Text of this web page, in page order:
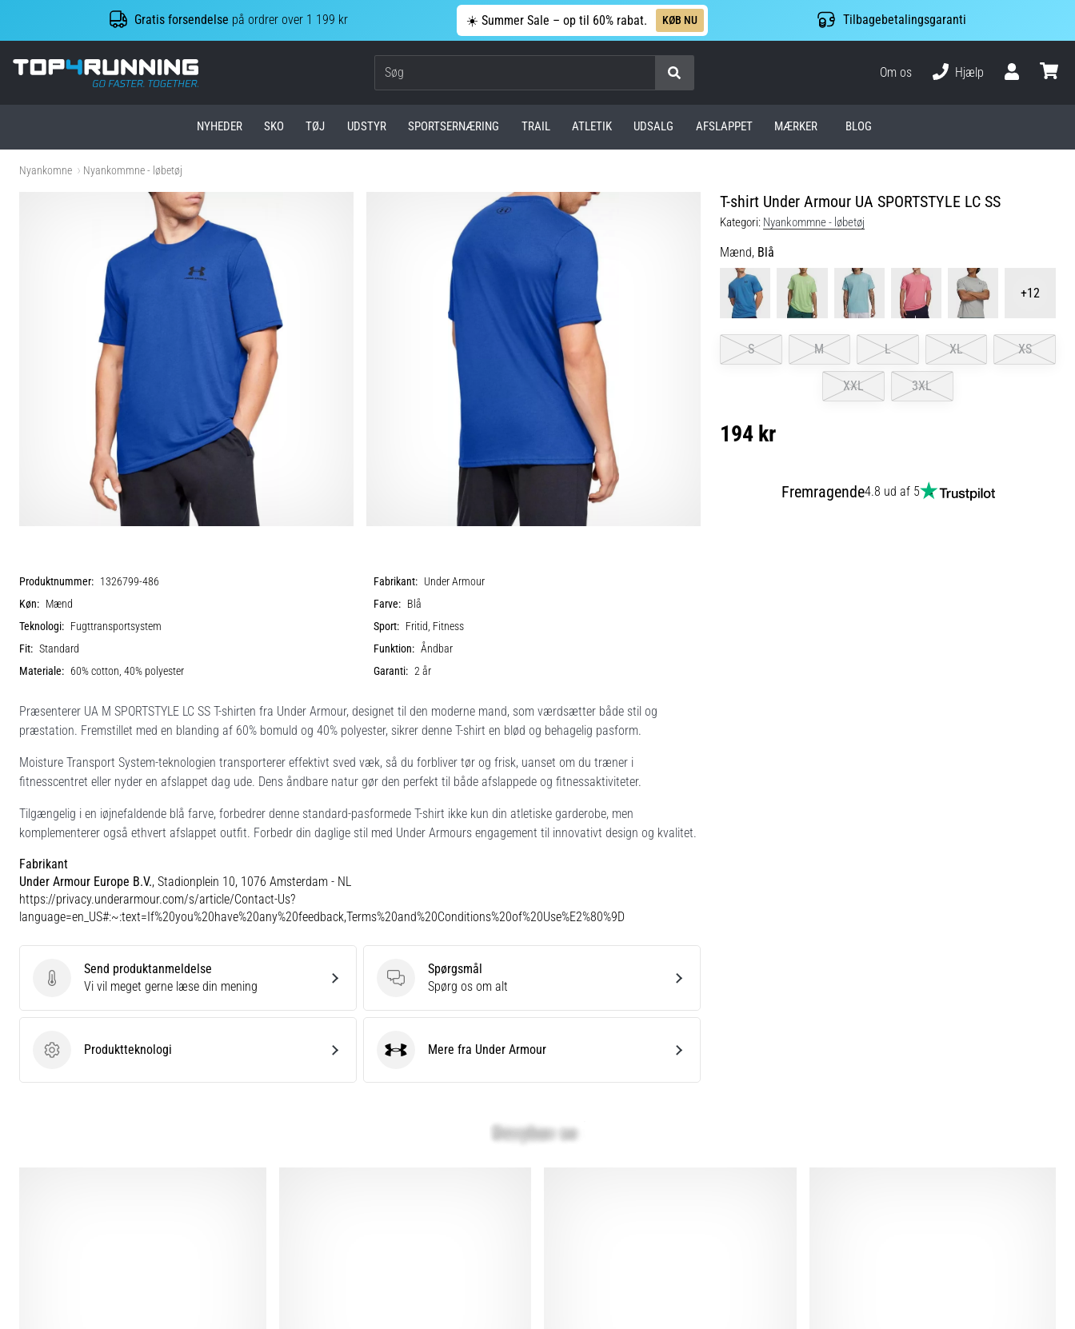
Gratis forsendelse på ordrer over 1 199 kr ☀️ Summer Sale – op til 60% rabat. KØB NU Tilbagebetalingsgaranti
Top4Running.dk
Om os
Hjælp
NYHEDER SKO TØJ UDSTYR SPORTSERNÆRING TRAIL ATLETIK UDSALG AFSLAPPET MÆRKER BLOG
Nyankomne Nyankommne - løbetøj
T-shirt Under Armour UA SPORTSTYLE LC SS
Kategori: Nyankommne - løbetøj
Mænd, Blå
+12
S M L XL XS
XXL 3XL
194 kr
Fremragende4.8 ud af 5
Produktnummer: 1326799-486 Fabrikant: Under Armour
Køn: Mænd Farve: Blå
Teknologi: Fugttransportsystem Sport: Fritid, Fitness
Fit: Standard Funktion: Åndbar
Materiale: 60% cotton, 40% polyester Garanti: 2 år
Præsenterer UA M SPORTSTYLE LC SS T-shirten fra Under Armour, designet til den moderne mand, som værdsætter både stil og
præstation. Fremstillet med en blanding af 60% bomuld og 40% polyester, sikrer denne T-shirt en blød og behagelig pasform.
Moisture Transport System-teknologien transporterer effektivt sved væk, så du forbliver tør og frisk, uanset om du træner i
fitnesscentret eller nyder en afslappet dag ude. Dens åndbare natur gør den perfekt til både afslappede og fitnessaktiviteter.
Tilgængelig i en iøjnefaldende blå farve, forbedrer denne standard-pasformede T-shirt ikke kun din atletiske garderobe, men
komplementerer også ethvert afslappet outfit. Forbedr din daglige stil med Under Armours engagement til innovativt design og kvalitet.
Fabrikant
Under Armour Europe B.V., Stadionplein 10, 1076 Amsterdam - NL
https://privacy.underarmour.com/s/article/Contact-Us?
language=en_US#:~:text=If%20you%20have%20any%20feedback,Terms%20and%20Conditions%20of%20Use%E2%80%9D
Send produktanmeldelse
Send produktanmeldelse
Vi vil meget gerne læse din mening
Spørgsmål
Spørgsmål
Spørg os om alt
Produktteknologi
Produktteknologi Under ArmourMere fra Under Armour